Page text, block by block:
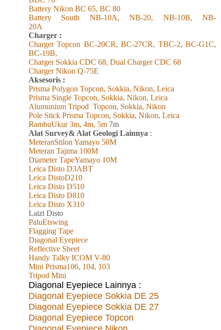
Battery Nikon BC 65, BC 80
Battery South NB-10A, NB-20, NB-10B, NB-
20A
Charger :
Charger Topcon BC-20CR, BC-27CR, TBC-2, BC-G1C,
BC-19B,
Charger Sokkia CDC 68, Dual Charger CDC 68
Charger Nikon Q-75E
Aksesoris :
Prisma Polygon Topcon, Sokkia, Nikon, Leica
Prisma Single Topcon, Sokkia, Nikon, Leica
Alumunium Tripod Topcon, Sokkia, Nikon
Pole Stick Prisma Topcon, Sokkia, Nikon, Leica
RambuUkur 3m, 4m, 5m 7m
Alat Survey& Alat Geologi Lainnya :
MeteranStilon Yamayo 50M
Meteran Tajima 100M
Diameter TapeYamayo 10M
Leica Disto D3ABT
Leica DistoD210
Leica Disto D510
Leica Disto D810
Leica Disto X310
Laizt Disto
PaluEtswing
Flagging Tape
Diagonal Eyepiece
Reflective Sheet
Handy Talky ICOM V-80
Mini Prisma106, 104, 103
Tripod Mini
Diagonal Eyepiece Lainnya :
Diagonal Eyepiece Sokkia DE 25
Diagonal Eyepiece Sokkia DE 27
Diagonal Eyepiece Topcon